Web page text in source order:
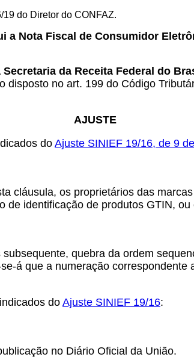
do Diretor do CONFAZ.
a Nota Fiscal de Consumidor
da Receita Federal do
no art. 199 do Código
AJUSTE
do Ajuste SINIEF 19/16, de 9
cláusula, os proprietários das
identificação de produtos GTIN,
quebra da ordem
á que a numeração
do Ajuste SINIEF 19/16:
no Diário Oficial da União.